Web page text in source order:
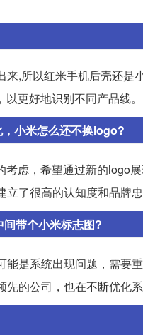
,所以红米手机后壳还
更好地识别不同产品线。
小米怎么还不换logo?
虑，希望通过新的logo
了很高的认知度和品牌
带个小米标志图?
是系统出现问题，需要
的公司，也在不断优化系